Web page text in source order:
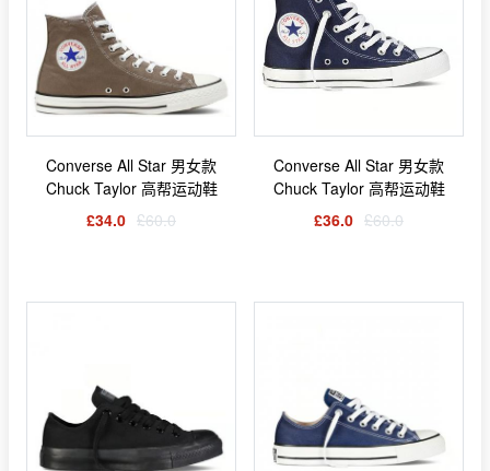
Converse All Star 男女款
Chuck Taylor 高帮运动鞋
£34.0 £60.0
Converse All Star 男女款
Chuck Taylor 高帮运动鞋
£36.0 £60.0